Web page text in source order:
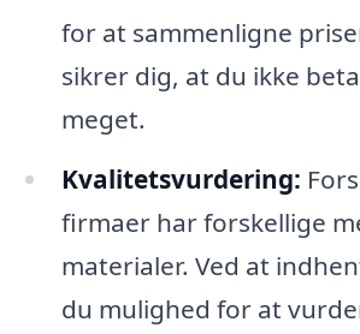
for at sammenligne
sikrer dig, at du ikke
meget.
Kvalitetsvurdering:
firmaer har forskellige
materialer. Ved at
du mulighed for at